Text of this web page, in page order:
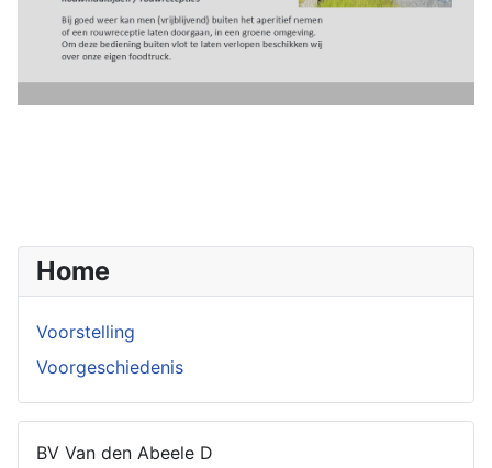
Home
Voorstelling
Voorgeschiedenis
BV Van den Abeele D